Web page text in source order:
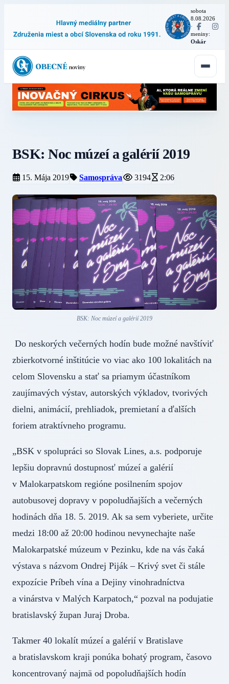
sobota
8.08.2026
·
meniny:
Oskár
BSK: Noc múzeí a galérií 2019
15. Mája 2019 Samospráva 3194 2:06
BSK: Noc múzeí a galérií 2019
Do neskorých večerných hodín bude možné navštíviť
zbierkotvorné inštitúcie vo viac ako 100 lokalitách na
celom Slovensku a stať sa priamym účastníkom
zaujímavých výstav, autorských výkladov, tvorivých
dielni, animácií, prehliadok, premietaní a ďalších
foriem atraktívneho programu.
„BSK v spolupráci so Slovak Lines, a.s. podporuje
lepšiu dopravnú dostupnosť múzeí a galérií
v Malokarpatskom regióne posilnením spojov
autobusovej dopravy v popoludňajších a večerných
hodinách dňa 18. 5. 2019. Ak sa sem vyberiete, určite
medzi 18:00 až 20:00 hodinou nevynechajte naše
Malokarpatské múzeum v Pezinku, kde na vás čaká
výstava s názvom Ondrej Piják – Krivý svet či stále
expozície Príbeh vína a Dejiny vinohradníctva
a vinárstva v Malých Karpatoch,“ pozval na podujatie
bratislavský župan Juraj Droba.
Takmer 40 lokalít múzeí a galérií v Bratislave
a bratislavskom kraji ponúka bohatý program, časovo
koncentrovaný najmä od popoludňajších hodín